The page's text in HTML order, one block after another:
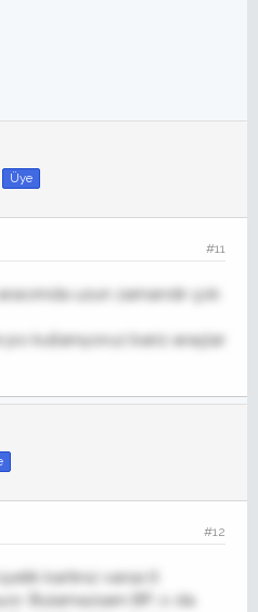
Üye
#11
uzun zamandır çok
po kullanıyoruz bariz araçlar
#12
kartınız varsa lt
Bulamazsam BP, o da